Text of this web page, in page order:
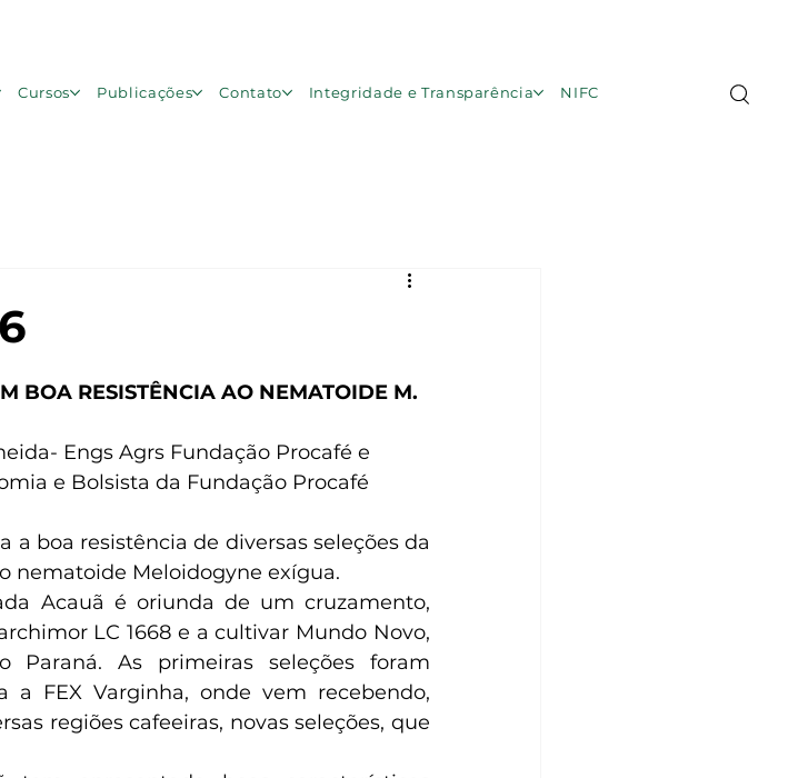
Cursos Publicações Contato Integridade e Transparência NIFC
BOA RESISTÊNCIA AO NEMATOIDE M.
Engs Agrs Fundação Procafé e
e Bolsista da Fundação Procafé
nematoide Meloidogyne exígua.
LC 1668 e a cultivar Mundo Novo,
Paraná. As primeiras seleções foram
FEX Varginha, onde vem recebendo,
regiões cafeeiras, novas seleções, que